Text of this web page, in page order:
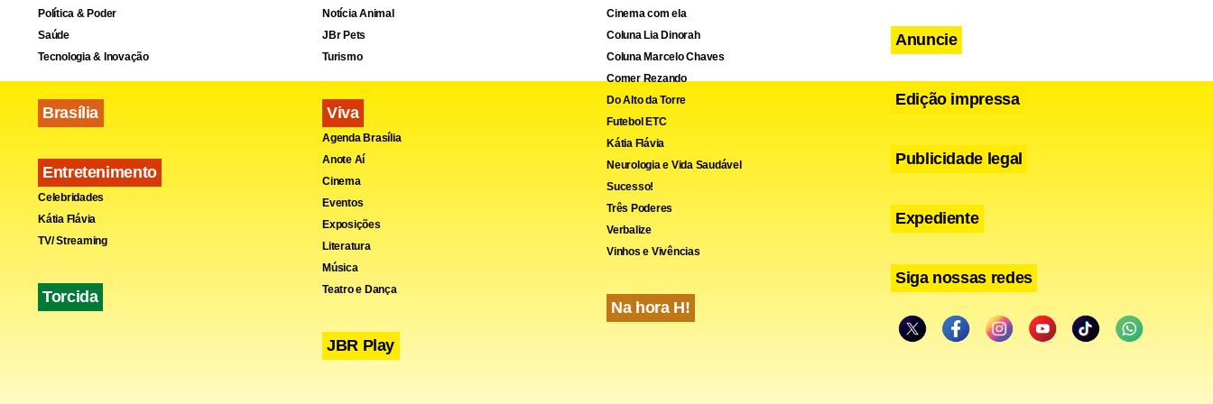
Problemas
Política & Poder
Saúde
Tecnologia & Inovação
Brasília
Entretenimento
Celebridades
Kátia Flávia
TV/ Streaming
Torcida
Notícia Animal
JBr Pets
Turismo
Viva
Agenda Brasília
Anote Aí
Cinema
Eventos
Exposições
Literatura
Música
Teatro e Dança
JBR Play
Cinema com ela
Coluna Lia Dinorah
Coluna Marcelo Chaves
Comer Rezando
Do Alto da Torre
Futebol ETC
Kátia Flávia
Neurologia e Vida Saudável
Sucesso!
Três Poderes
Verbalize
Vinhos e Vivências
Na hora H!
Anuncie
Edição impressa
Publicidade legal
Expediente
Siga nossas redes